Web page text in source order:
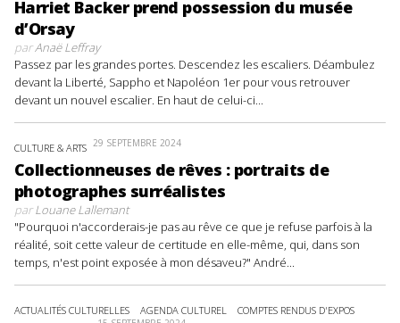
Harriet Backer prend possession du musée
d’Orsay
parAnaë Leffray
Passez par les grandes portes. Descendez les escaliers. Déambulez
devant la Liberté, Sappho et Napoléon 1er pour vous retrouver
devant un nouvel escalier. En haut de celui-ci...
CULTURE & ARTS 29 SEPTEMBRE 2024
Collectionneuses de rêves : portraits de
photographes surréalistes
parLouane Lallemant
"Pourquoi n'accorderais-je pas au rêve ce que je refuse parfois à la
réalité, soit cette valeur de certitude en elle-même, qui, dans son
temps, n'est point exposée à mon désaveu?" André...
ACTUALITÉS CULTURELLES AGENDA CULTUREL
COMPTES RENDUS D'EXPOS